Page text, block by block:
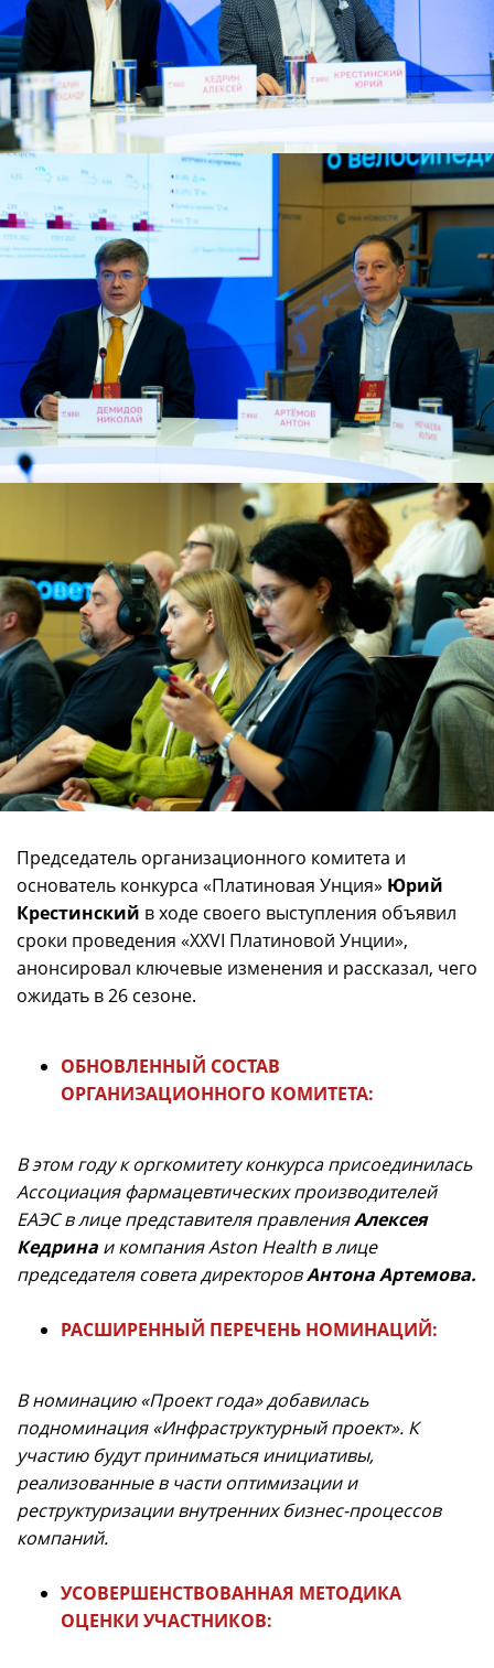
Председатель организационного комитета и
основатель конкурса «Платиновая Унция» Юрий
Крестинский в ходе своего выступления объявил
сроки проведения «XXVI Платиновой Унции»,
анонсировал ключевые изменения и рассказал, чего
ожидать в 26 сезоне.
ОБНОВЛЕННЫЙ СОСТАВ
ОРГАНИЗАЦИОННОГО КОМИТЕТА:
В этом году к оргкомитету конкурса присоединилась
Ассоциация фармацевтических производителей
ЕАЭС в лице представителя правленияАлексея
Кедрина и компания Aston Health в лице
председателя совета директоровАнтона Артемова.
РАСШИРЕННЫЙ ПЕРЕЧЕНЬ НОМИНАЦИЙ:
В номинацию «Проект года» добавилась
подноминация «Инфраструктурный проект». К
участию будут приниматься инициативы,
реализованные в части оптимизации и
реструктуризации внутренних бизнес-процессов
компаний.
УСОВЕРШЕНСТВОВАННАЯ МЕТОДИКА
ОЦЕНКИ УЧАСТНИКОВ: